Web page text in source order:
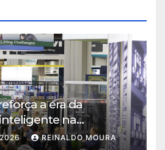
a era da
na
2026 REINALDO MOURA